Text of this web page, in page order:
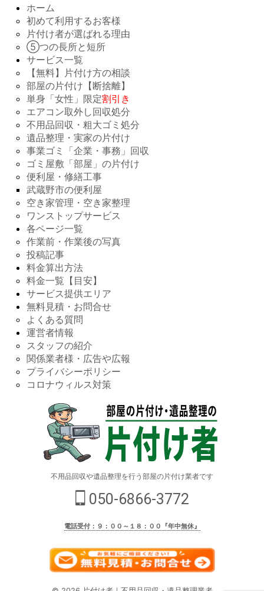
ホーム
初めて利用するお客様
片付け者が選ばれる理由
⑤つの長所と短所
サービス一覧
【無料】片付け方の相談
部屋の片付け【断捨離】
単身「女性」限定割引き
エアコン取外し回収処分
不用品回収・粗大ゴミ処分
遺品整理・実家の片付け
事業ゴミ「企業・事務」回収
ゴミ屋敷「部屋」の片付け
便利屋・修繕工事
武蔵野市の便利屋
空き家管理・空き家整理
ワンストップサービス
各ページ一覧
作業前・作業後の写真
投稿記事
料金算出方法
料金一覧【目安】
サービス提供エリア
無料見積・お問合せ
よくある質問
運営者情報
スタッフの紹介
関係業者様・広告や広報
プライバシーポリシー
コロナウィルス対策
不用品回収や遺品整理を行う部屋の片付け業者です
050-6866-3772
電話受付：９：００～１８：００『年中無休』